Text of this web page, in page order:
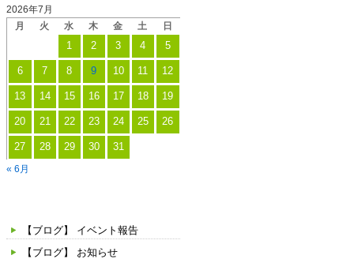
2026年7月
月
火 水 木 金 土 日
1 2 3 4 5
6 7 8 9 10 11 12
13 14 15 16 17 18 19
20 21 22 23 24 25 26
27 28 29 30 31
« 6月
【ブログ】 イベント報告
【ブログ】 お知らせ